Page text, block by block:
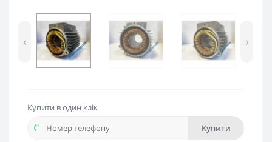
‹ ›
Купити в один клік
Купити